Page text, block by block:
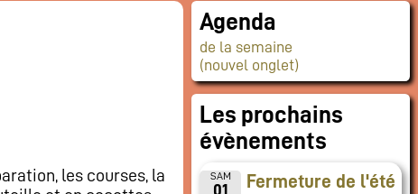
les courses, la
Agenda
de la semaine
(nouvel onglet)
Les prochains
évènements
SAM
01 Fermeture de l'été